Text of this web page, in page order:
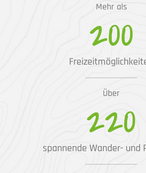
Mehr als
200
Über
220
spannende Wander- und